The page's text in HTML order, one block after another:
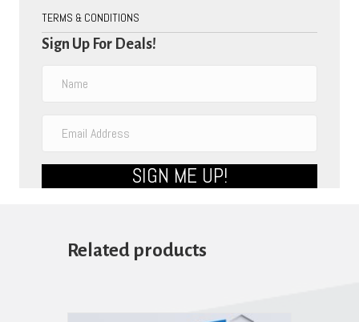
TERMS & CONDITIONS
Sign Up For Deals!
SIGN ME UP!
Related products